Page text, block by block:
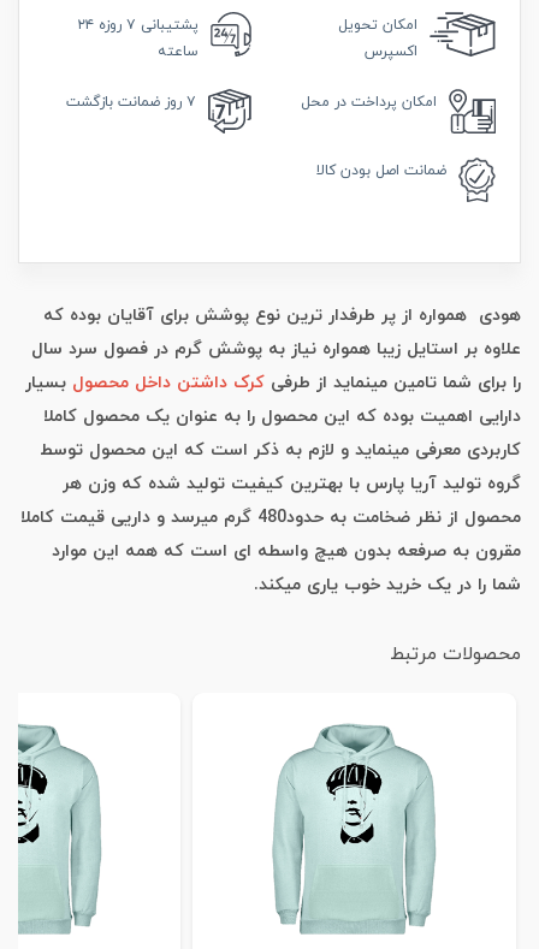
امکان تحویل
اکسپرس
پشتیبانی
۷ روزه ۲۴
ساعته
امکان پرداخت در محل ۷ روز ضمانت بازگشت
ضمانت اصل بودن کالا
هودی همواره از پر طرفدار ترین نوع پوشش برای آقایان بوده که
علاوه بر استایل زیبا همواره نیاز به پوشش گرم در فصول سرد سال
را برای شما تامین مینماید از طرفی کرک داشتن داخل محصول بسیار
دارایی اهمیت بوده که این محصول را به عنوان یک محصول کاملا
کاربردی معرفی مینماید و لازم به ذکر است که این محصول توسط
گروه تولید آریا پارس با بهترین کیفیت تولید شده که وزن هر
محصول از نظر ضخامت به حدود480 گرم میرسد و داریی قیمت کاملا
مقرون به صرفعه بدون هیچ واسطه ای است که همه این موارد
شما را در یک خرید خوب یاری میکند.
محصولات مرتبط